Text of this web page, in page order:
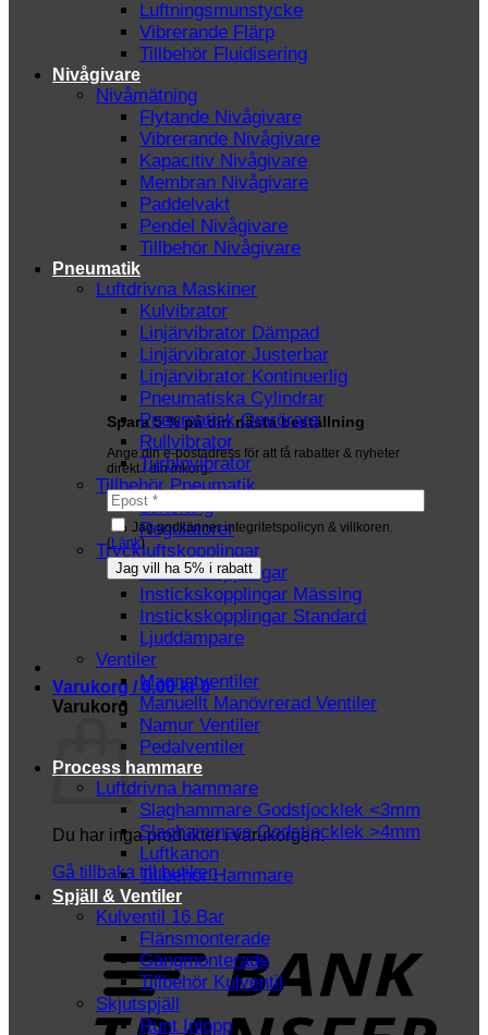
Spara 5 % på din nästa beställning
Ange din e-postadress för att få rabatter & nyheter
direkt i din inkorg.
Jag godkänner integritetspolicyn & villkoren.
(Länk)
Varukorg /0.00kr 0
Varukorg
Du har inga produkter i varukorgen.
Gå tillbaka till butiken
Luftningsmunstycke
Vibrerande Flärp
Tillbehör Fluidisering
Nivågivare
Nivåmätning
Flytande Nivågivare
Vibrerande Nivågivare
Kapacitiv Nivågivare
Membran Nivågivare
Paddelvakt
Pendel Nivågivare
Tillbehör Nivågivare
Pneumatik
Luftdrivna Maskiner
Kulvibrator
Linjärvibrator Dämpad
Linjärvibrator Justerbar
Linjärvibrator Kontinuerlig
Pneumatiska Cylindrar
Pneumatisk Omrörare
Rullvibrator
Turbinvibrator
Tillbehör Pneumatik
Luftslang
Regulatorer
Tryckluftskopplingar
Instickskopplingar
Instickskopplingar Mässing
Instickskopplingar Standard
Ljuddämpare
Ventiler
Magnetventiler
Manuellt Manövrerad Ventiler
Namur Ventiler
Pedalventiler
Process hammare
Luftdrivna hammare
Slaghammare Godstjocklek <3mm
Slaghammare Godstjocklek >4mm
Luftkanon
Tillbehör Hammare
Spjäll & Ventiler
Kulventil 16 Bar
Flänsmonterade
Gängmonterade
Tillbehör Kulventil
Skjutspjäll
Runt Inlopp